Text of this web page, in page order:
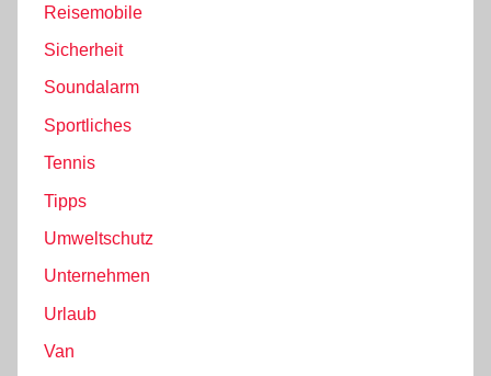
Reisemobile
Sicherheit
Soundalarm
Sportliches
Tennis
Tipps
Umweltschutz
Unternehmen
Urlaub
Van